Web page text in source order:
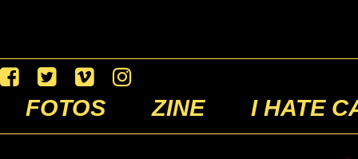
FOTOS ZINE I HATE